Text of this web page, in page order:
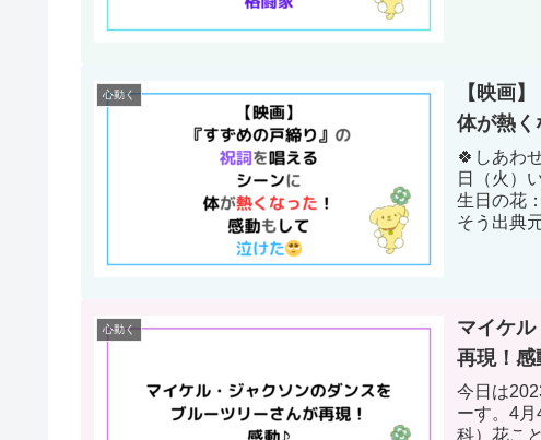
心動く
【映画
体が熱
🍀しあわ
日（火）
生日の花
そう出典
心動く
マイケ
再現！感
今日は
ーす。4
科）花こ